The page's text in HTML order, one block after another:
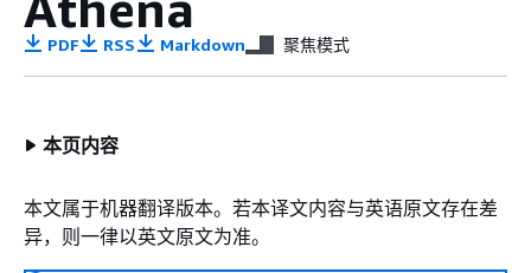
PDF RSS Markdown 聚焦模式
本页内容
本文属于机器翻译版本。若本译文内容与英语原文存在差
异，则一律以英文原文为准。